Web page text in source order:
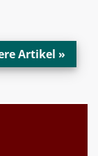
Artikel »